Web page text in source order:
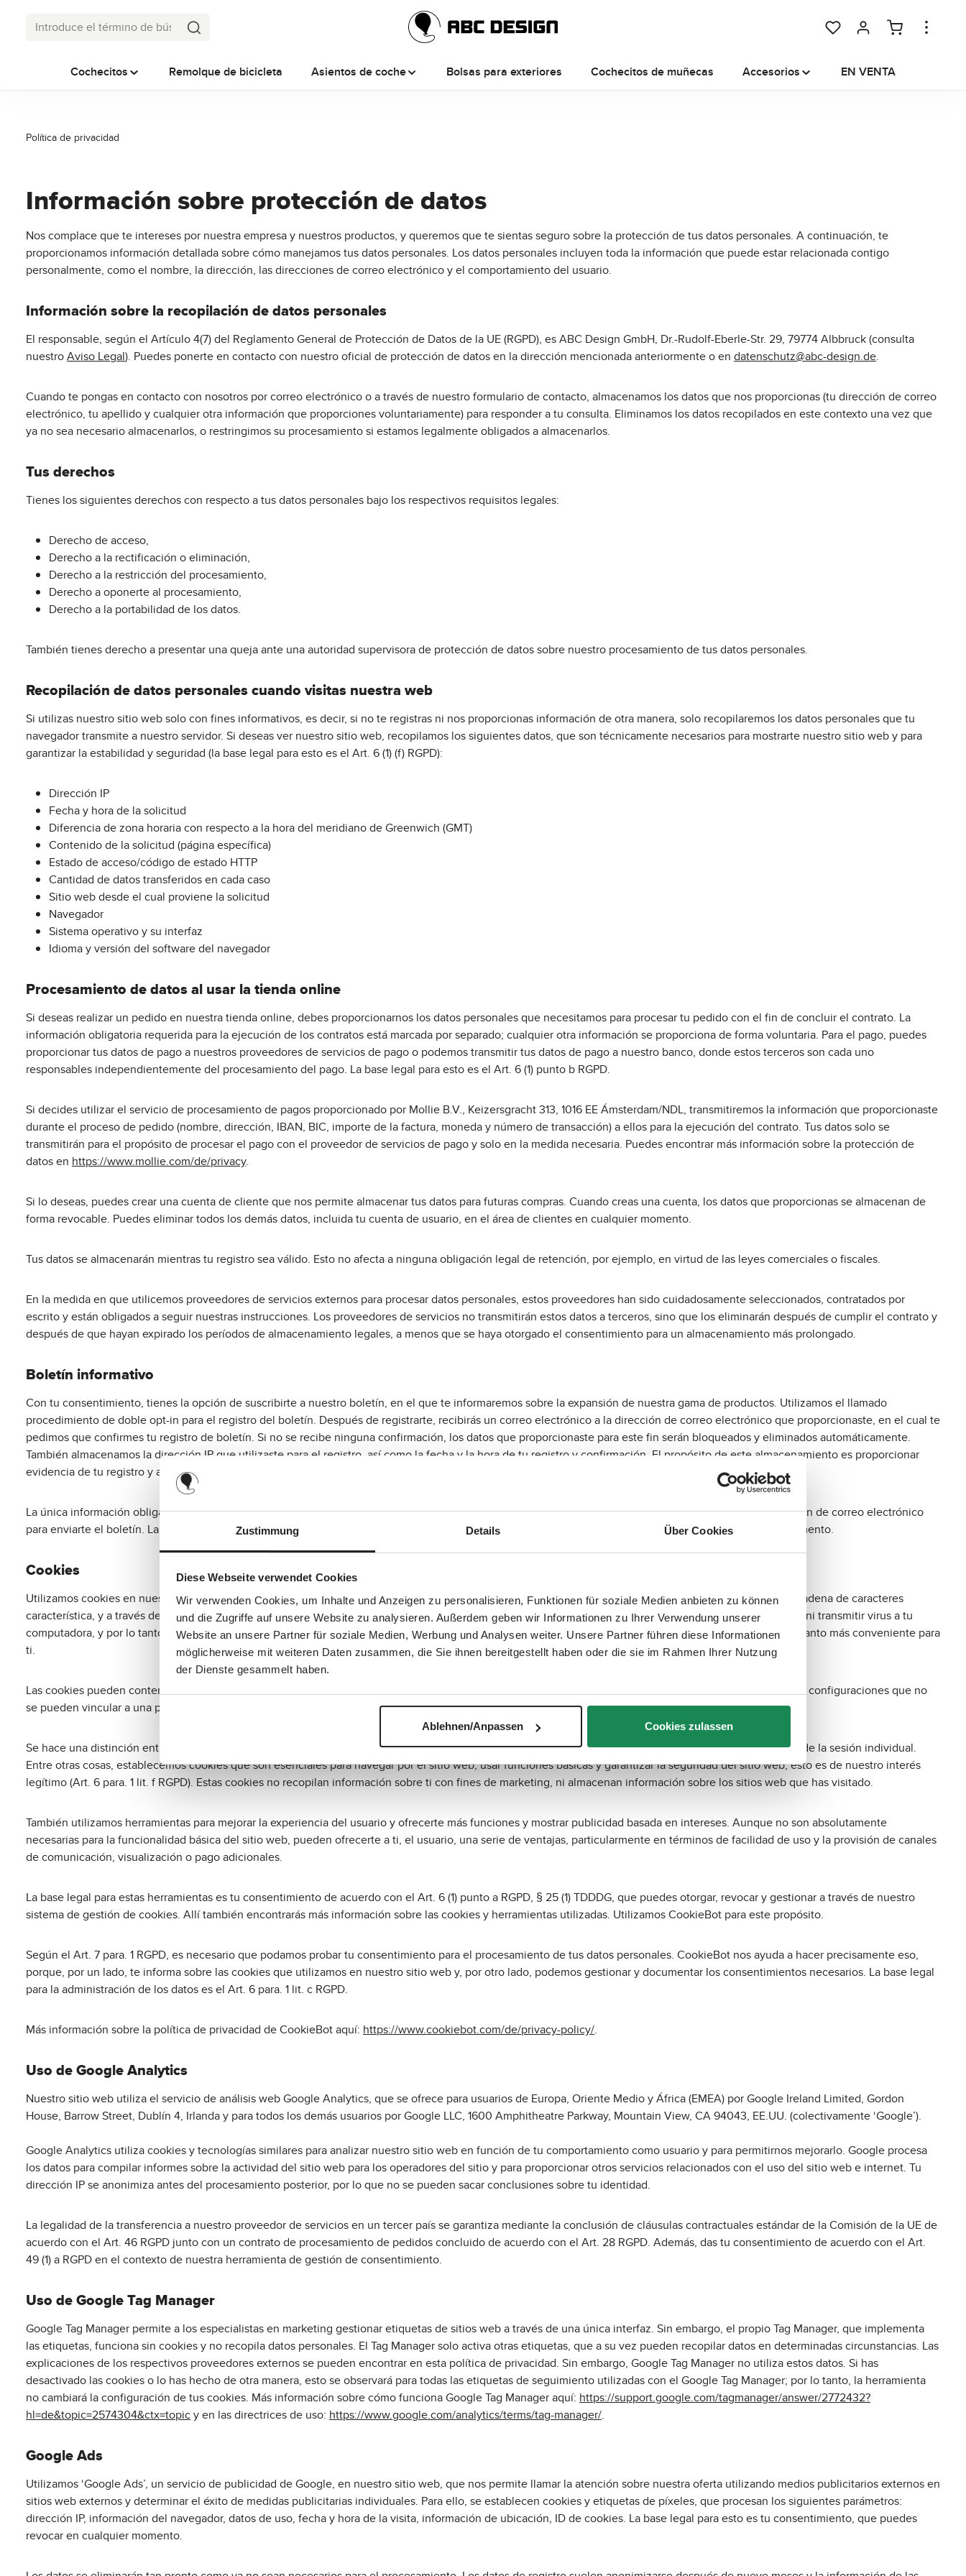
Zustimmung Details Über Cookies
Diese Webseite verwendet Cookies
Wir verwenden Cookies, um Inhalte und Anzeigen zu personalisieren, Funktionen für soziale Medien anbieten zu können
und die Zugriffe auf unsere Website zu analysieren. Außerdem geben wir Informationen zu Ihrer Verwendung unserer
Website an unsere Partner für soziale Medien, Werbung und Analysen weiter. Unsere Partner führen diese Informationen
möglicherweise mit weiteren Daten zusammen, die Sie ihnen bereitgestellt haben oder die sie im Rahmen Ihrer Nutzung
der Dienste gesammelt haben.
Ablehnen/Anpassen Cookies zulassen
Tienes 0 artículos en tu lista
Cochecitos Remolque de bicicleta Asientos de coche Bolsas para exteriores Cochecitos de muñecas Accesorios EN VENTA
Política de privacidad
Información sobre protección de datos
Nos complace que te intereses por nuestra empresa y nuestros productos, y queremos que te sientas seguro sobre la protección de tus datos personales. A continuación, te
proporcionamos información detallada sobre cómo manejamos tus datos personales. Los datos personales incluyen toda la información que puede estar relacionada contigo
personalmente, como el nombre, la dirección, las direcciones de correo electrónico y el comportamiento del usuario.
Información sobre la recopilación de datos personales
El responsable, según el Artículo 4(7) del Reglamento General de Protección de Datos de la UE (RGPD), es ABC Design GmbH, Dr.-Rudolf-Eberle-Str. 29, 79774 Albbruck (consulta
nuestroAviso Legal). Puedes ponerte en contacto con nuestro oficial de protección de datos en la dirección mencionada anteriormente o en datenschutz@abc-design.de.
Cuando te pongas en contacto con nosotros por correo electrónico o a través de nuestro formulario de contacto, almacenamos los datos que nos proporcionas (tu dirección de correo
electrónico, tu apellido y cualquier otra información que proporciones voluntariamente) para responder a tu consulta. Eliminamos los datos recopilados en este contexto una vez que
ya no sea necesario almacenarlos, o restringimos su procesamiento si estamos legalmente obligados a almacenarlos.
Tus derechos
Tienes los siguientes derechos con respecto a tus datos personales bajo los respectivos requisitos legales:
Derecho de acceso,
Derecho a la rectificación o eliminación,
Derecho a la restricción del procesamiento,
Derecho a oponerte al procesamiento,
Derecho a la portabilidad de los datos.
También tienes derecho a presentar una queja ante una autoridad supervisora de protección de datos sobre nuestro procesamiento de tus datos personales.
Recopilación de datos personales cuando visitas nuestra web
Si utilizas nuestro sitio web solo con fines informativos, es decir, si no te registras ni nos proporcionas información de otra manera, solo recopilaremos los datos personales que tu
navegador transmite a nuestro servidor. Si deseas ver nuestro sitio web, recopilamos los siguientes datos, que son técnicamente necesarios para mostrarte nuestro sitio web y para
garantizar la estabilidad y seguridad (la base legal para esto es el Art. 6 (1) (f) RGPD):
Dirección IP
Fecha y hora de la solicitud
Diferencia de zona horaria con respecto a la hora del meridiano de Greenwich (GMT)
Contenido de la solicitud (página específica)
Estado de acceso/código de estado HTTP
Cantidad de datos transferidos en cada caso
Sitio web desde el cual proviene la solicitud
Navegador
Sistema operativo y su interfaz
Idioma y versión del software del navegador
Procesamiento de datos al usar la tienda online
Si deseas realizar un pedido en nuestra tienda online, debes proporcionarnos los datos personales que necesitamos para procesar tu pedido con el fin de concluir el contrato. La
información obligatoria requerida para la ejecución de los contratos está marcada por separado; cualquier otra información se proporciona de forma voluntaria. Para el pago, puedes
proporcionar tus datos de pago a nuestros proveedores de servicios de pago o podemos transmitir tus datos de pago a nuestro banco, donde estos terceros son cada uno
responsables independientemente del procesamiento del pago. La base legal para esto es el Art. 6 (1) punto b RGPD.
Si decides utilizar el servicio de procesamiento de pagos proporcionado por Mollie B.V., Keizersgracht 313, 1016 EE Ámsterdam/NDL, transmitiremos la información que proporcionaste
durante el proceso de pedido (nombre, dirección, IBAN, BIC, importe de la factura, moneda y número de transacción) a ellos para la ejecución del contrato. Tus datos solo se
transmitirán para el propósito de procesar el pago con el proveedor de servicios de pago y solo en la medida necesaria. Puedes encontrar más información sobre la protección de
datos en https://www.mollie.com/de/privacy.
Si lo deseas, puedes crear una cuenta de cliente que nos permite almacenar tus datos para futuras compras. Cuando creas una cuenta, los datos que proporcionas se almacenan de
forma revocable. Puedes eliminar todos los demás datos, incluida tu cuenta de usuario, en el área de clientes en cualquier momento.
Tus datos se almacenarán mientras tu registro sea válido. Esto no afecta a ninguna obligación legal de retención, por ejemplo, en virtud de las leyes comerciales o fiscales.
En la medida en que utilicemos proveedores de servicios externos para procesar datos personales, estos proveedores han sido cuidadosamente seleccionados, contratados por
escrito y están obligados a seguir nuestras instrucciones. Los proveedores de servicios no transmitirán estos datos a terceros, sino que los eliminarán después de cumplir el contrato y
después de que hayan expirado los períodos de almacenamiento legales, a menos que se haya otorgado el consentimiento para un almacenamiento más prolongado.
Boletín informativo
Con tu consentimiento, tienes la opción de suscribirte a nuestro boletín, en el que te informaremos sobre la expansión de nuestra gama de productos. Utilizamos el llamado
procedimiento de doble opt-in para el registro del boletín. Después de registrarte, recibirás un correo electrónico a la dirección de correo electrónico que proporcionaste, en el cual te
pedimos que confirmes tu registro de boletín. Si no se recibe ninguna confirmación, los datos que proporcionaste para este fin serán bloqueados y eliminados automáticamente.
También almacenamos la dirección IP que utilizaste para el registro, así como la fecha y la hora de tu registro y confirmación. El propósito de este almacenamiento es proporcionar
evidencia de tu registro y aclarar cualquier posible uso indebido de tus datos personales.
La única información obligatoria para una suscripción al boletín es tu dirección de correo electrónico. Después de tu confirmación, almacenamos tu dirección de correo electrónico
para enviarte el boletín. La base legal para esto es el Art. 6 para. 1 lit. a RGPD. Puedes revocar tu consentimiento para suscribirte al boletín en cualquier momento.
Cookies
Utilizamos cookies en nuestro sitio web. Las cookies son pequeños archivos de texto que tu navegador asigna y almacena en tu disco duro mediante una cadena de caracteres
característica, y a través de las cuales cierta información fluye hacia la ubicación que establece la cookie. Las cookies no pueden ejecutar ningún programa ni transmitir virus a tu
computadora, y por lo tanto no pueden causar ningún daño. Sirven para hacer que la oferta de internet sea más fácil de usar y efectiva en general, y por lo tanto más conveniente para
ti.
Las cookies pueden contener datos que permiten reconocer el dispositivo utilizado. Sin embargo, algunas cookies solo contienen información sobre ciertas configuraciones que no
se pueden vincular a una persona en particular. Sin embargo, las cookies no pueden identificar directamente a un usuario.
Se hace una distinción entre cookies de sesión, que se eliminan tan pronto como cierras tu navegador, y cookies permanentes, que se almacenan más allá de la sesión individual.
Entre otras cosas, establecemos cookies que son esenciales para navegar por el sitio web, usar funciones básicas y garantizar la seguridad del sitio web; esto es de nuestro interés
legítimo (Art. 6 para. 1 lit. f RGPD). Estas cookies no recopilan información sobre ti con fines de marketing, ni almacenan información sobre los sitios web que has visitado.
También utilizamos herramientas para mejorar la experiencia del usuario y ofrecerte más funciones y mostrar publicidad basada en intereses. Aunque no son absolutamente
necesarias para la funcionalidad básica del sitio web, pueden ofrecerte a ti, el usuario, una serie de ventajas, particularmente en términos de facilidad de uso y la provisión de canales
de comunicación, visualización o pago adicionales.
La base legal para estas herramientas es tu consentimiento de acuerdo con el Art. 6 (1) punto a RGPD, § 25 (1) TDDDG, que puedes otorgar, revocar y gestionar a través de nuestro
sistema de gestión de cookies. Allí también encontrarás más información sobre las cookies y herramientas utilizadas. Utilizamos CookieBot para este propósito.
Según el Art. 7 para. 1 RGPD, es necesario que podamos probar tu consentimiento para el procesamiento de tus datos personales. CookieBot nos ayuda a hacer precisamente eso,
porque, por un lado, te informa sobre las cookies que utilizamos en nuestro sitio web y, por otro lado, podemos gestionar y documentar los consentimientos necesarios. La base legal
para la administración de los datos es el Art. 6 para. 1 lit. c RGPD.
Más información sobre la política de privacidad de CookieBot aquí: https://www.cookiebot.com/de/privacy-policy/.
Uso de Google Analytics
Nuestro sitio web utiliza el servicio de análisis web Google Analytics, que se ofrece para usuarios de Europa, Oriente Medio y África (EMEA) por Google Ireland Limited, Gordon
House, Barrow Street, Dublín 4, Irlanda y para todos los demás usuarios por Google LLC, 1600 Amphitheatre Parkway, Mountain View, CA 94043, EE.UU. (colectivamente ‘Google’).
Google Analytics utiliza cookies y tecnologías similares para analizar nuestro sitio web en función de tu comportamiento como usuario y para permitirnos mejorarlo. Google procesa
los datos para compilar informes sobre la actividad del sitio web para los operadores del sitio y para proporcionar otros servicios relacionados con el uso del sitio web e internet. Tu
dirección IP se anonimiza antes del procesamiento posterior, por lo que no se pueden sacar conclusiones sobre tu identidad.
La legalidad de la transferencia a nuestro proveedor de servicios en un tercer país se garantiza mediante la conclusión de cláusulas contractuales estándar de la Comisión de la UE de
acuerdo con el Art. 46 RGPD junto con un contrato de procesamiento de pedidos concluido de acuerdo con el Art. 28 RGPD. Además, das tu consentimiento de acuerdo con el Art.
49 (1) a RGPD en el contexto de nuestra herramienta de gestión de consentimiento.
Uso de Google Tag Manager
Google Tag Manager permite a los especialistas en marketing gestionar etiquetas de sitios web a través de una única interfaz. Sin embargo, el propio Tag Manager, que implementa
las etiquetas, funciona sin cookies y no recopila datos personales. El Tag Manager solo activa otras etiquetas, que a su vez pueden recopilar datos en determinadas circunstancias. Las
explicaciones de los respectivos proveedores externos se pueden encontrar en esta política de privacidad. Sin embargo, Google Tag Manager no utiliza estos datos. Si has
desactivado las cookies o lo has hecho de otra manera, esto se observará para todas las etiquetas de seguimiento utilizadas con el Google Tag Manager; por lo tanto, la herramienta
no cambiará la configuración de tus cookies. Más información sobre cómo funciona Google Tag Manager aquí: https://support.google.com/tagmanager/answer/2772432?
hl=de&topic=2574304&ctx=topicy en las directrices de uso: https://www.google.com/analytics/terms/tag-manager/.
Google Ads
Utilizamos ‘Google Ads’, un servicio de publicidad de Google, en nuestro sitio web, que nos permite llamar la atención sobre nuestra oferta utilizando medios publicitarios externos en
sitios web externos y determinar el éxito de medidas publicitarias individuales. Para ello, se establecen cookies y etiquetas de píxeles, que procesan los siguientes parámetros:
dirección IP, información del navegador, datos de uso, fecha y hora de la visita, información de ubicación, ID de cookies. La base legal para esto es tu consentimiento, que puedes
revocar en cualquier momento.